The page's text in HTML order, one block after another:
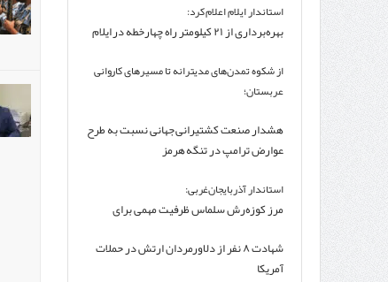
استاندار ایلام اعلام کرد:
بهره‌برداری از ۲۱ کیلومتر راه چهارخطه در ایلام
از شکوه تمدن‌های مدیترانه تا مسیرهای کاروانی
عربستان؛
باستان را جابه‌جا کرد
هشدار صنعت کشتیرانی جهانی نسبت به طرح
عوارض ترامپ در تنگه هرمز
استاندار آذربایجان‌غربی:
مرز کوزه‌رش سلماس ظرفیت مهمی برای
شهادت ۸ نفر از دلاورمردان ارتش در حملات
آمریکا